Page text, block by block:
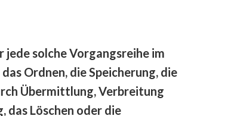
solche Vorgangsreihe im
Ordnen, die Speicherung, die
Übermittlung, Verbreitung
das Löschen oder die